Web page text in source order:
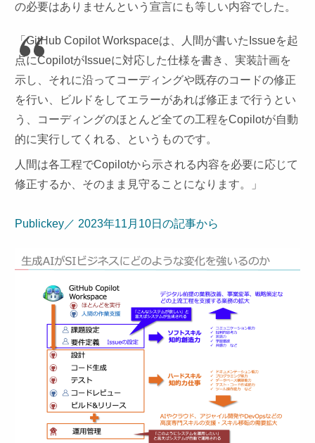
の必要はありませんという宣言にも等しい内容でした。
「GitHub Copilot Workspaceは、人間が書いたIssueを起
点にCopilotがIssueに対応した仕様を書き、実装計画を
示し、それに沿ってコーディングや既存のコードの修正
を行い、ビルドをしてエラーがあれば修正まで行うとい
う、コーディングのほとんど全ての工程をCopilotが自動
的に実行してくれる、というものです。
人間は各工程でCopilotから示される内容を必要に応じて
修正するか、そのまま見守ることになります。」
Publickey／ 2023年11月10日の記事から